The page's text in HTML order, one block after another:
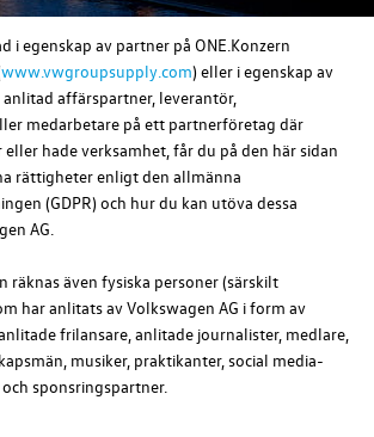
i egenskap av partner på ONE.Konzern
www.vwgroupsupply.com) eller i egenskap av
affärspartner, leverantör,
medarbetare på ett partnerföretag där
eller hade verksamhet, får du på den här sidan
rättigheter enligt den allmänna
(GDPR) och hur du kan utöva dessa
AG
räknas även fysiska personer (särskilt
har anlitats avVolkswagen AG i form av
frilansare, anlitade journalister, medlare,
musiker, praktikanter, social media-
sponsringspartner.